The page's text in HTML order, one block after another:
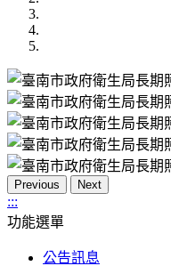
Previous Next
:::
功能選單
公告訊息